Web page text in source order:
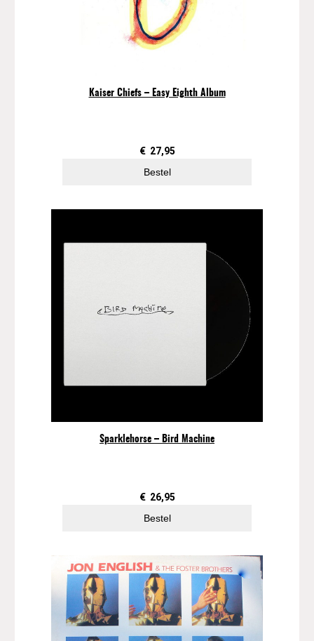
Kaiser Chiefs – Easy Eighth Album
€ 27,95
Bestel
Sparklehorse – Bird Machine
€ 26,95
Bestel